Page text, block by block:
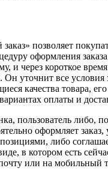
позволяет
оформления
и через короткое
уточнит все условия
качества товара,
оплаты и
пользователь либо,
оформляет заказ,
либо
в котором есть
или на мобильный